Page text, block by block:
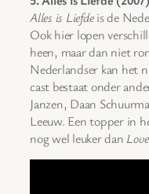
Alles is Liefdeis de
Ook hier lopen
heen, maar dan niet
Nederlandser kan het
cast bestaat onder
Janzen, Daan
Leeuw. Een topper in
nog wel leuker dan